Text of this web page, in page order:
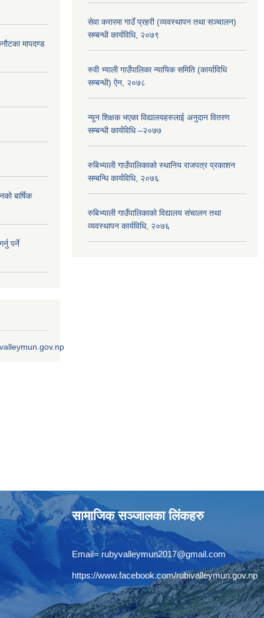
मापदण्ड
बार्षिक
पर्ने
सेवा करारमा गाउँ प्रहरी (व्यवस्थापन तथा सञ्चालन)
सम्बन्धी कार्यविधि, २०७९
रुवी भ्याली गाउँपालिका न्यायिक समिति (कार्याविधि
सम्बन्धी) ऐन, २०७८
न्यून शिक्षक भएका ‍विद्यालयहरुलाई अनुदान वितरण
सम्बन्धी कार्यविधि –२०७७
रुबिभ्याली गाउँपालिकाको स्थानिय राजपत्र प्रकाशन
सम्बन्धि कार्यविधि, २०७६
रुबिभ्याली गाउँपालिकाको विद्यालय संचालन तथा
व्यवस्थापन कार्यविधि, २०७६
सामाजिक सञ्जालका लिंकहरु
Email= rubyvalleymun2017@gmail.com
https://www.facebook.com/rubivalleymun.gov.np